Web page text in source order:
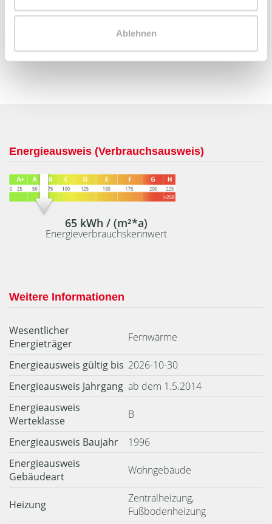
Ablehnen
Telefax: 004934298549075
Mobil: 004915254250755
Energieausweis (Verbrauchsausweis)
65 kWh / (m²*a)
Energieverbrauchskennwert
Weitere Informationen
Wesentlicher
Energieträger
Fernwärme
Energieausweis gültig bis 2026-10-30
Energieausweis Jahrgang ab dem 1.5.2014
Energieausweis
Werteklasse
B
Energieausweis Baujahr
1996
Energieausweis
Gebäudeart
Wohngebäude
Heizung
Zentralheizung,
Fußbodenheizung